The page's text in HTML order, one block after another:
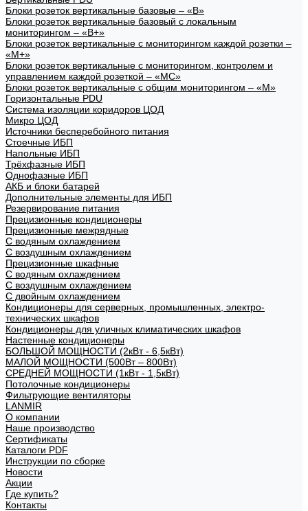
Блоки розеток вертикальные базовые – «В»
Блоки розеток вертикальные базовый с локальным
мониторингом – «В+»
Блоки розеток вертикальные с мониторингом каждой розетки –
«М+»
Блоки розеток вертикальные с мониторингом, контролем и
управлением каждой розеткой – «МС»
Блоки розеток вертикальные с общим мониторингом – «М»
Горизонтальные PDU
Система изоляции коридоров ЦОД
Микро ЦОД
Источники бесперебойного питания
Стоечные ИБП
Напольные ИБП
Трёхфазные ИБП
Однофазные ИБП
АКБ и блоки батарей
Дополнительные элементы для ИБП
Резервирование питания
Прецизионные кондиционеры
Прецизионные межрядные
С водяным охлаждением
С воздушным охлаждением
Прецизионные шкафные
С водяным охлаждением
С воздушным охлаждением
С двойным охлаждением
Кондиционеры для серверных, промышленных, электро-
технических шкафов
Кондиционеры для уличных климатических шкафов
Настенные кондиционеры
БОЛЬШОЙ МОЩНОСТИ (2кВт - 6,5кВт)
МАЛОЙ МОЩНОСТИ (500Вт – 800Вт)
СРЕДНЕЙ МОЩНОСТИ (1кВт - 1,5кВт)
Потолочные кондиционеры
Фильтрующие вентиляторы
LANMIR
О компании
Наше производство
Сертификаты
Каталоги PDF
Инструкции по сборке
Новости
Акции
Где купить?
Контакты